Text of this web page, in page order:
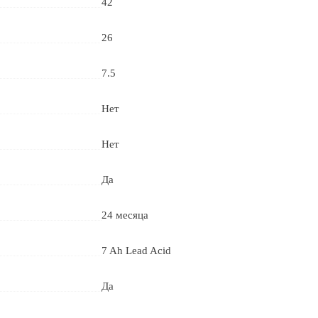
26
7.5
Нет
Нет
Да
24 месяца
7 Ah Lead Acid
Да